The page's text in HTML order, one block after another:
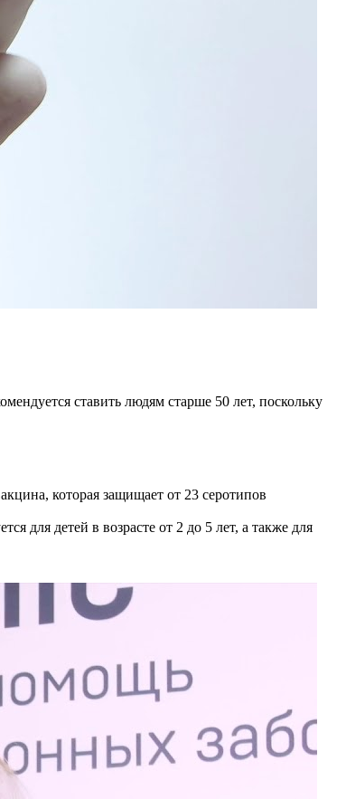
ставить людям старше 50 лет, поскольку
которая защищает от 23 серотипов
для детей в возрасте от 2 до 5 лет, а также для